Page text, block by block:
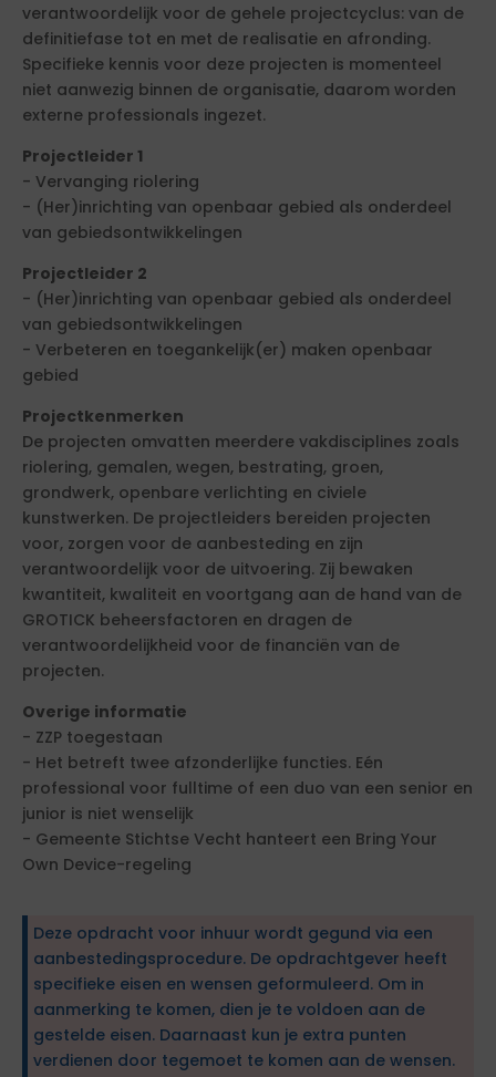
verantwoordelijk voor de gehele projectcyclus: van de
definitiefase tot en met de realisatie en afronding.
Specifieke kennis voor deze projecten is momenteel
niet aanwezig binnen de organisatie, daarom worden
externe professionals ingezet.
Projectleider 1
- Vervanging riolering
- (Her)inrichting van openbaar gebied als onderdeel
van gebiedsontwikkelingen
Projectleider 2
- (Her)inrichting van openbaar gebied als onderdeel
van gebiedsontwikkelingen
- Verbeteren en toegankelijk(er) maken openbaar
gebied
Projectkenmerken
De projecten omvatten meerdere vakdisciplines zoals
riolering, gemalen, wegen, bestrating, groen,
grondwerk, openbare verlichting en civiele
kunstwerken. De projectleiders bereiden projecten
voor, zorgen voor de aanbesteding en zijn
verantwoordelijk voor de uitvoering. Zij bewaken
kwantiteit, kwaliteit en voortgang aan de hand van de
GROTICK beheersfactoren en dragen de
verantwoordelijkheid voor de financiën van de
projecten.
Overige informatie
- ZZP toegestaan
- Het betreft twee afzonderlijke functies. Eén
professional voor fulltime of een duo van een senior en
junior is niet wenselijk
- Gemeente Stichtse Vecht hanteert een Bring Your
Own Device-regeling
Deze opdracht voor inhuur wordt gegund via een
aanbestedingsprocedure. De opdrachtgever heeft
specifieke eisen en wensen geformuleerd. Om in
aanmerking te komen, dien je te voldoen aan de
gestelde eisen. Daarnaast kun je extra punten
verdienen door tegemoet te komen aan de wensen.